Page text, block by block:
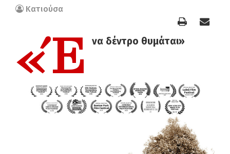
Κατιούσα
«Έ να δέντρο θυμάται»